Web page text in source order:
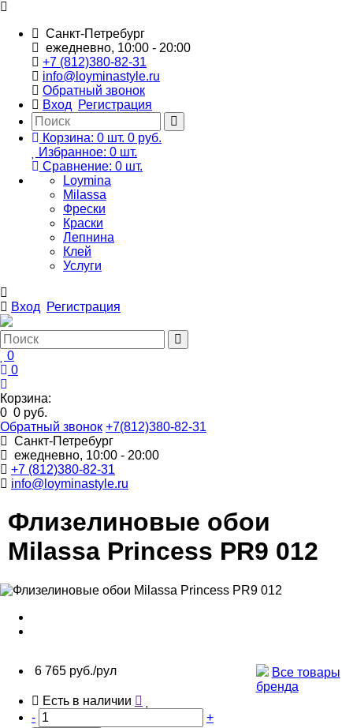
Санкт-Петребург
ежедневно, 10:00 - 20:00
+7 (812)380-82-31
info@loyminastyle.ru
Обратный звонок
Вход
Регистрация
Корзина: 0 шт. 0 руб.
Избранное: 0 шт.
Сравнение: 0 шт.
Loymina
Milassa
Фрески
Краски
Лепнина
Клей
Услуги
Вход Регистрация
0
0
Корзина:
0 0 руб.
Обратный звонок +7(812)380-82-31
Санкт-Петребург
ежедневно, 10:00 - 20:00
+7 (812)380-82-31
info@loyminastyle.ru
Флизелиновые обои
Milassa Princess PR9 012
6 765 руб./рул
Все товары
бренда
Есть в наличии
-
+